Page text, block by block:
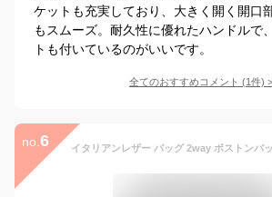
ケットも充実しており、大きく開く開口
もスムーズ。耐久性に優れたハンドルで
トも付いているのがいいです。
全てのおすすめコメント (1件) >
no. 6